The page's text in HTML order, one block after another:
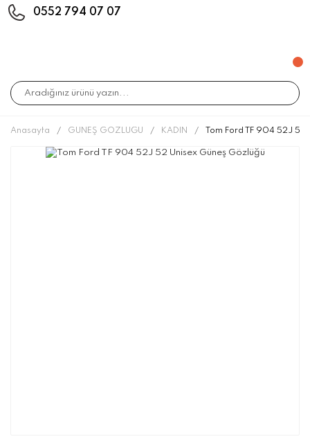
0552 794 07 07
Anasayfa GÜNEŞ GÖZLÜĞÜ KADIN Tom Ford TF 904 52J